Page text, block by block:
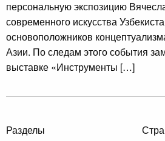
персональную экспозицию
современного искусства
основоположников
Азии. По следам этого события
выставке «Инструменты […]
Разделы